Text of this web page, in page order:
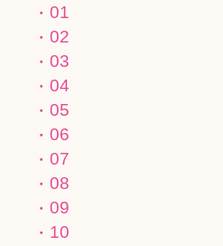
01
02
03
04
05
06
07
08
09
10